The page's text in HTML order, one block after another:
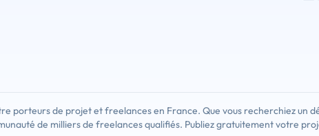
porteurs de projet et freelances en France. Que vous recherchiez un
de milliers de freelances qualifiés. Publiez gratuitement votre